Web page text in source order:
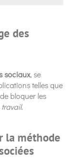
des
sociaux, se
telles que
bloquer les
travail.
la méthode